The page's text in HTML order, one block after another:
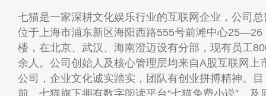
七猫是一家深耕文化娱乐行业的互联网企业，公司总
位于上海市浦东新区海阳西路555号前滩中心25—26
楼，在北京、武汉、海南澄迈设有分部，现有员工
余人。公司创始人及核心管理层均来自A股互联网上
公司，企业文化诚实踏实，团队有创业拼搏精神。目
前，七猫旗下拥有数字阅读平台“七猫免费小说”，及